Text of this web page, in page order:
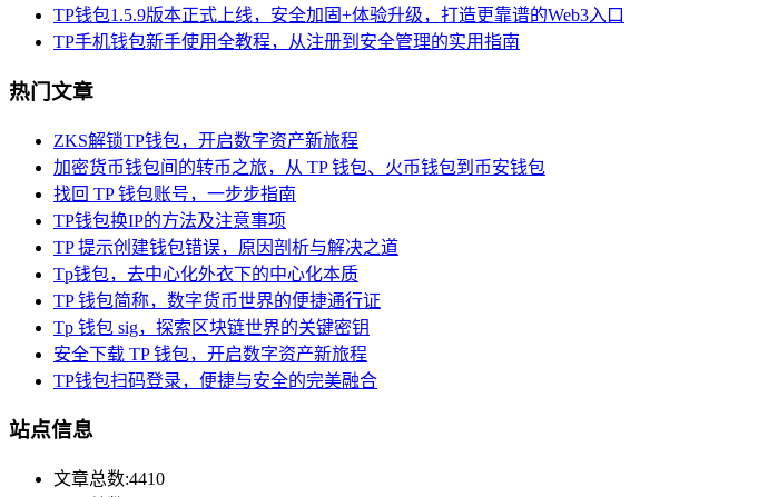
TP钱包1.5.9版本正式上线，安全加固+体验升级，打造更靠谱的Web3入口
TP手机钱包新手使用全教程，从注册到安全管理的实用指南
热门文章
ZKS解锁TP钱包，开启数字资产新旅程
加密货币钱包间的转币之旅，从 TP 钱包、火币钱包到币安钱包
找回 TP 钱包账号，一步步指南
TP钱包换IP的方法及注意事项
TP 提示创建钱包错误，原因剖析与解决之道
Tp钱包，去中心化外衣下的中心化本质
TP 钱包简称，数字货币世界的便捷通行证
Tp 钱包 sig，探索区块链世界的关键密钥
安全下载 TP 钱包，开启数字资产新旅程
TP钱包扫码登录，便捷与安全的完美融合
站点信息
文章总数:4410